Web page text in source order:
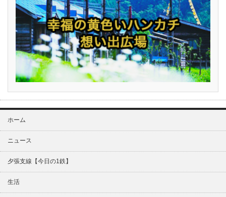
ホーム
ニュース
夕張支線【今日の1鉄】
生活